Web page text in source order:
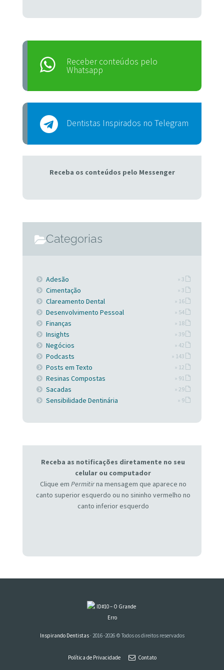
Receber conteúdos pelo
Whatsapp
Dentistas Inspirados no Telegram
Receba os conteúdos pelo Messenger
Categorias
Adesão » 3
Cimentação » 3
Clareamento Dental » 16
Desenvolvimento Pessoal » 54
Finanças » 18
Insights » 39
Negócios » 42
Podcasts » 143
Posts em Texto » 12
Resinas Compostas » 91
Sacadas » 29
Sensibilidade Dentinária » 9
Receba as notificações diretamente no seu
celular ou computador
Clique em Permitirna mensagem que aparece no
canto superior esquerdo ou no sininho vermelho no
canto inferior esquerdo
Inspirando Dentistas· 2016 -2026 © Todos os direitos reservados
Política de Privacidade Contato